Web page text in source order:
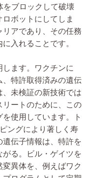
をブロックして破壊
ボットにしてしま
リアであり、その任務
入れることです。
ます。ワクチンに
特許取得済みの遺伝
未検証の新技術では
ートのために、この
使用しています。ト
ングにより著しく寿
伝子情報は、特許を
る。ビル・ゲイツを
異体を、例えばワク